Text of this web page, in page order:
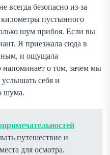
всегда безопасно из-за
пустынного
шум прибоя. Если вы
Я приезжала сюда в
и ощущала
о том, зачем мы
себя и
шума.
путешествие и
для осмотра.